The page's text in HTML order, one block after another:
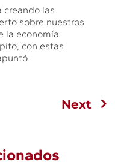
creando las
sobre nuestros
la economía
con estas
Next